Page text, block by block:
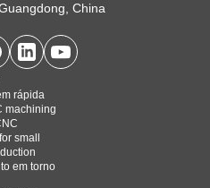
China
rápida
machining
small
em torno